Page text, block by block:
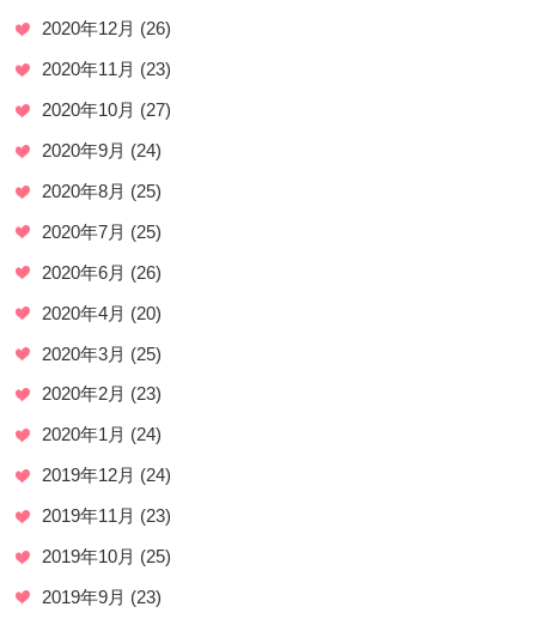
2020年12月 (26)
2020年11月 (23)
2020年10月 (27)
2020年9月 (24)
2020年8月 (25)
2020年7月 (25)
2020年6月 (26)
2020年4月 (20)
2020年3月 (25)
2020年2月 (23)
2020年1月 (24)
2019年12月 (24)
2019年11月 (23)
2019年10月 (25)
2019年9月 (23)